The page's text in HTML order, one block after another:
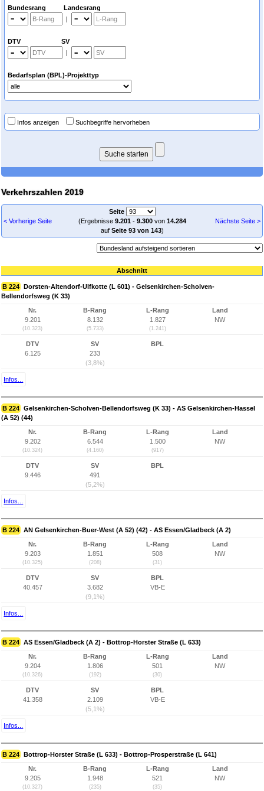
Bundesrang Landesrang
|
DTV SV
|
Bedarfsplan (BPL)-Projekttyp
Infos anzeigen Suchbegriffe hervorheben
Verkehrszahlen 2019
< Vorherige Seite
Seite
(Ergebnisse 9.201- 9.300von 14.284
auf Seite 93 von 143)
Nächste Seite >
Abschnitt
B 224 Dorsten-Altendorf-Ulfkotte (L 601) - Gelsenkirchen-Scholven-
Bellendorfsweg (K 33)
Nr.
9.201
(10.323)
B-Rang
8.132
(5.733)
L-Rang
1.827
(1.241)
Land
NW
DTV
6.125
SV
233
(3,8%)
BPL
Infos...
B 224 Gelsenkirchen-Scholven-Bellendorfsweg (K 33) - AS Gelsenkirchen-Hassel
(A 52) (44)
Nr.
9.202
(10.324)
B-Rang
6.544
(4.160)
L-Rang
1.500
(917)
Land
NW
DTV
9.446
SV
491
(5,2%)
BPL
Infos...
B 224 AN Gelsenkirchen-Buer-West (A 52) (42) - AS Essen/Gladbeck (A 2)
Nr.
9.203
(10.325)
B-Rang
1.851
(208)
L-Rang
508
(31)
Land
NW
DTV
40.457
SV
3.682
(9,1%)
BPL
VB-E
Infos...
B 224 AS Essen/Gladbeck (A 2) - Bottrop-Horster Straße (L 633)
Nr.
9.204
(10.326)
B-Rang
1.806
(192)
L-Rang
501
(30)
Land
NW
DTV
41.358
SV
2.109
(5,1%)
BPL
VB-E
Infos...
B 224 Bottrop-Horster Straße (L 633) - Bottrop-Prosperstraße (L 641)
Nr.
9.205
(10.327)
B-Rang
1.948
(235)
L-Rang
521
(35)
Land
NW